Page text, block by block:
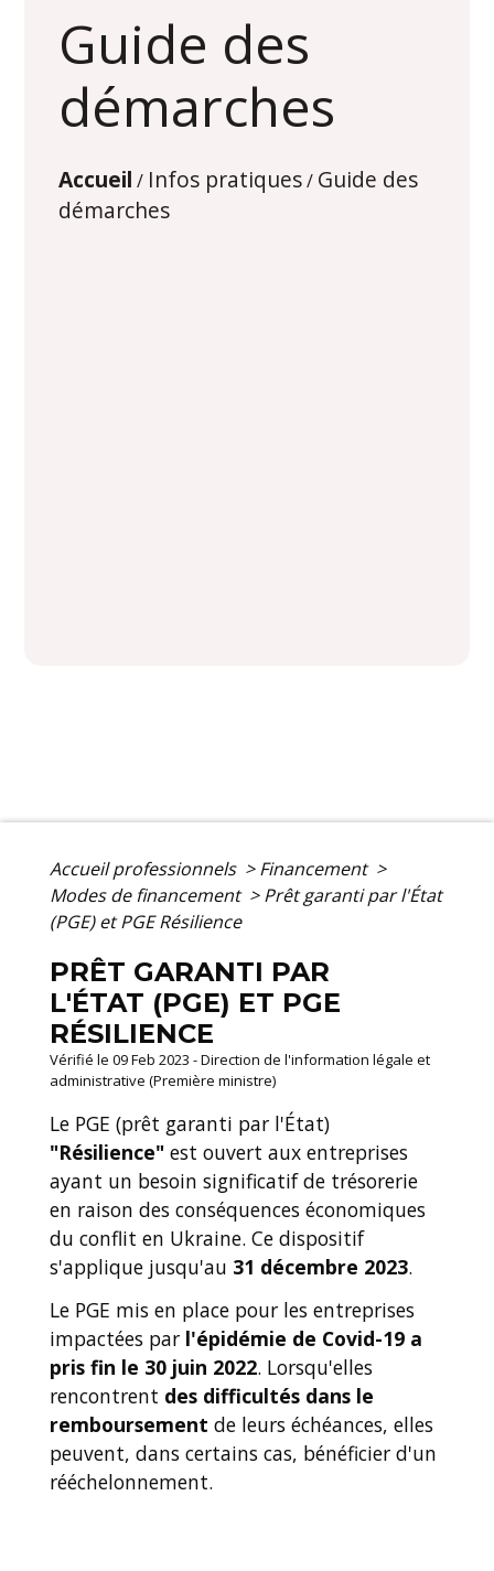
Guide des
démarches
Accueil / Infos pratiques/ Guide des
démarches
Accueil professionnels > Financement >
Modes de financement > Prêt garanti par l'État
(PGE) et PGE Résilience
PRÊT GARANTI PAR
L'ÉTAT (PGE) ET PGE
RÉSILIENCE
Vérifié le 09 Feb 2023 - Direction de l'information légale et
administrative (Première ministre)
Le PGE (prêt garanti par l'État)
"Résilience" est ouvert aux entreprises
ayant un besoin significatif de trésorerie
en raison des conséquences économiques
du conflit en Ukraine. Ce dispositif
s'applique jusqu'au 31 décembre 2023.
Le PGE mis en place pour les entreprises
impactées par l'épidémie de Covid-19 a
pris fin le 30 juin 2022. Lorsqu'elles
rencontrent des difficultés dans le
remboursement de leurs échéances, elles
peuvent, dans certains cas, bénéficier d'un
rééchelonnement.